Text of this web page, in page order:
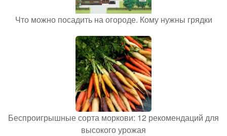
Что можно посадить на огороде. Кому нужны грядки
Беспроигрышные сорта моркови: 12 рекомендаций для
высокого урожая